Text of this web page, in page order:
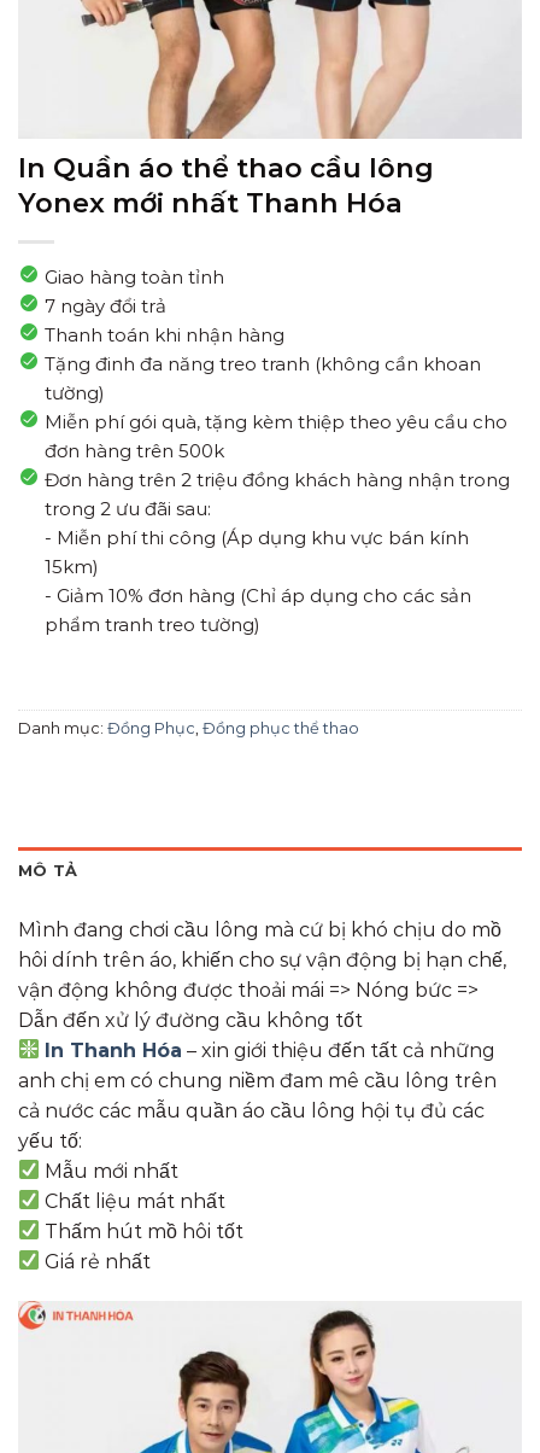
In Quần áo thể thao cầu lông
Yonex mới nhất Thanh Hóa
Giao hàng toàn tỉnh
7 ngày đổi trả
Thanh toán khi nhận hàng
Tặng đinh đa năng treo tranh (không cần khoan
tường)
Miễn phí gói quà, tặng kèm thiệp theo yêu cầu cho
đơn hàng trên 500k
Đơn hàng trên 2 triệu đồng khách hàng nhận trong
trong 2 ưu đãi sau:
- Miễn phí thi công (Áp dụng khu vực bán kính
15km)
- Giảm 10% đơn hàng (Chỉ áp dụng cho các sản
phẩm tranh treo tường)
Danh mục: Đồng Phục Đồng phục thể thao
MÔ TẢ
Mình đang chơi cầu lông mà cứ bị khó chịu do mồ
hôi dính trên áo, khiến cho sự vận động bị hạn chế,
vận động không được thoải mái => Nóng bức =>
Dẫn đến xử lý đường cầu không tốt
In Thanh Hóa – xin giới thiệu đến tất cả những
anh chị em có chung niềm đam mê cầu lông trên
cả nước các mẫu quần áo cầu lông hội tụ đủ các
yếu tố:
Mẫu mới nhất
Chất liệu mát nhất
Thấm hút mồ hôi tốt
Giá rẻ nhất